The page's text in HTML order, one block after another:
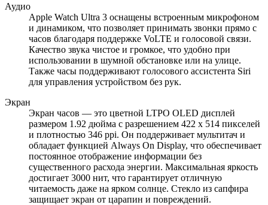
Аудио
Apple Watch Ultra 3 оснащены встроенным микрофоном
и динамиком, что позволяет принимать звонки прямо с
часов благодаря поддержке VoLTE и голосовой связи.
Качество звука чистое и громкое, что удобно при
использовании в шумной обстановке или на улице.
Также часы поддерживают голосового ассистента Siri
для управления устройством без рук.
Экран
Экран часов — это цветной LTPO OLED дисплей
размером 1.92 дюйма с разрешением 422 x 514 пикселей
и плотностью 346 ppi. Он поддерживает мультитач и
обладает функцией Always On Display, что обеспечивает
постоянное отображение информации без
существенного расхода энергии. Максимальная яркость
достигает 3000 нит, что гарантирует отличную
читаемость даже на ярком солнце. Стекло из сапфира
защищает экран от царапин и повреждений.